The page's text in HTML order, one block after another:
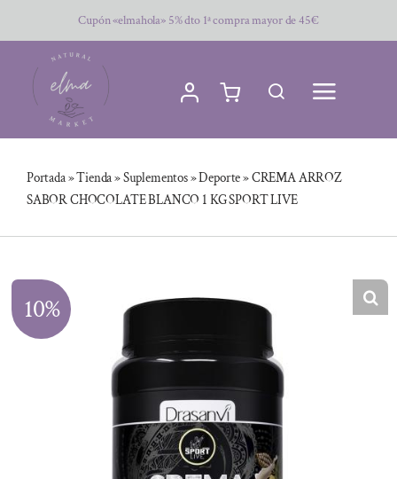
al
contenido
Cupón «elmahola» 5% dto 1ª compra mayor de 45€
Portada»Tienda»Suplementos»Deporte»CREMA ARROZ
SABOR CHOCOLATE BLANCO 1 KG SPORT LIVE
10%